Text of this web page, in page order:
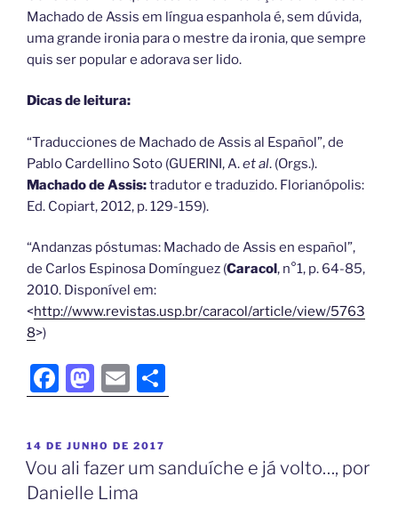
Machado de Assis em língua espanhola é, sem dúvida,
uma grande ironia para o mestre da ironia, que sempre
quis ser popular e adorava ser lido.
Dicas de leitura:
“Traducciones de Machado de Assis al Español”, de
Pablo Cardellino Soto (GUERINI, A.et al. (Orgs.).
Machado de Assis:tradutor e traduzido. Florianópolis:
Ed. Copiart, 2012, p. 129-159).
“Andanzas póstumas: Machado de Assis en español”,
de Carlos Espinosa Domínguez (Caracol, n°1, p. 64-85,
2010. Disponível em:
<http://www.revistas.usp.br/caracol/article/view/5763
8>)
F
a
c
e
b
M
a
st
o
d
E
m
ai
l
h
e
14 DE JUNHO DE 2017
Vou ali fazer um sanduíche e já volto…, por
Danielle Lima